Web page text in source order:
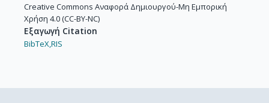
Creative Commons Αναφορά Δημιουργού-Μη Εμπορική
Χρήση 4.0 (CC-BY-NC)
Εξαγωγή Citation
BibTeX,RIS